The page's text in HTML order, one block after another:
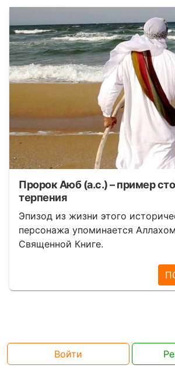
Пророк Аюб (а.с.) – пример
терпения
Эпизод из жизни этого
персонажа упоминается
Священной Книге.
Войти